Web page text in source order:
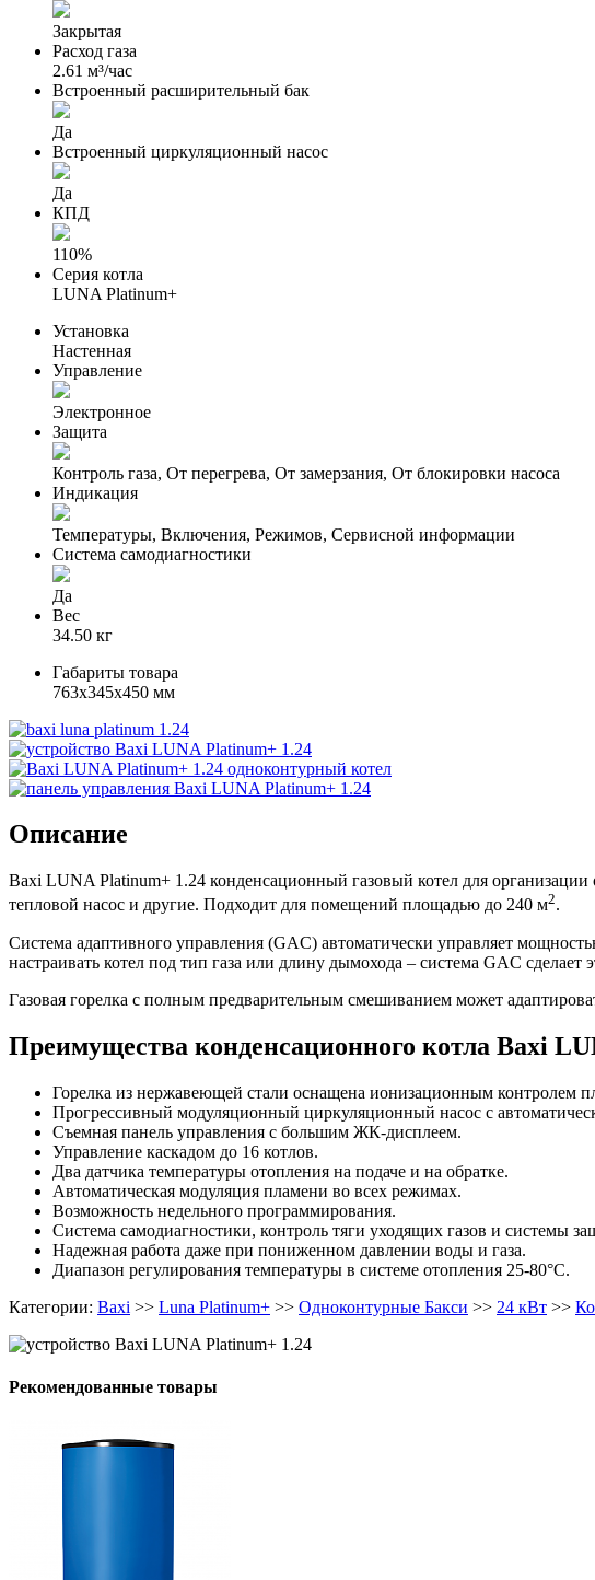
Закрытая
Расход газа
2.61 м³/час
Встроенный расширительный бак
Да
Встроенный циркуляционный насос
Да
КПД
110%
Серия котла
LUNA Platinum+
Установка
Настенная
Управление
Электронное
Защита
Контроль газа, От перегрева, От замерзания, От блокировки насоса
Индикация
Температуры, Включения, Режимов, Сервисной информации
Система самодиагностики
Да
Вес
34.50 кг
Габариты товара
763x345x450 мм
Описание
Baxi LUNA Platinum+ 1.24 конденсационный газовый котел для
тепловой насос и другие. Подходит для помещений площадью до 240 м2.
Система адаптивного управления (GAC) автоматически управляет
настраивать котел под тип газа или длину дымохода – система GAC сделает
Газовая горелка с полным предварительным смешиванием может
Преимущества конденсационного котла Baxi
Горелка из нержавеющей стали оснащена ионизационным контролем
Прогрессивный модуляционный циркуляционный насос с
Съемная панель управления с большим ЖК-дисплеем.
Управление каскадом до 16 котлов.
Два датчика температуры отопления на подаче и на обратке.
Автоматическая модуляция пламени во всех режимах.
Возможность недельного программирования.
Система самодиагностики, контроль тяги уходящих газов и системы
Надежная работа даже при пониженном давлении воды и газа.
Диапазон регулирования температуры в системе отопления 25-80°С.
Категории: Baxi >> Luna Platinum+ >> Одноконтурные Бакси >> 24 кВт >>
Рекомендованные товары